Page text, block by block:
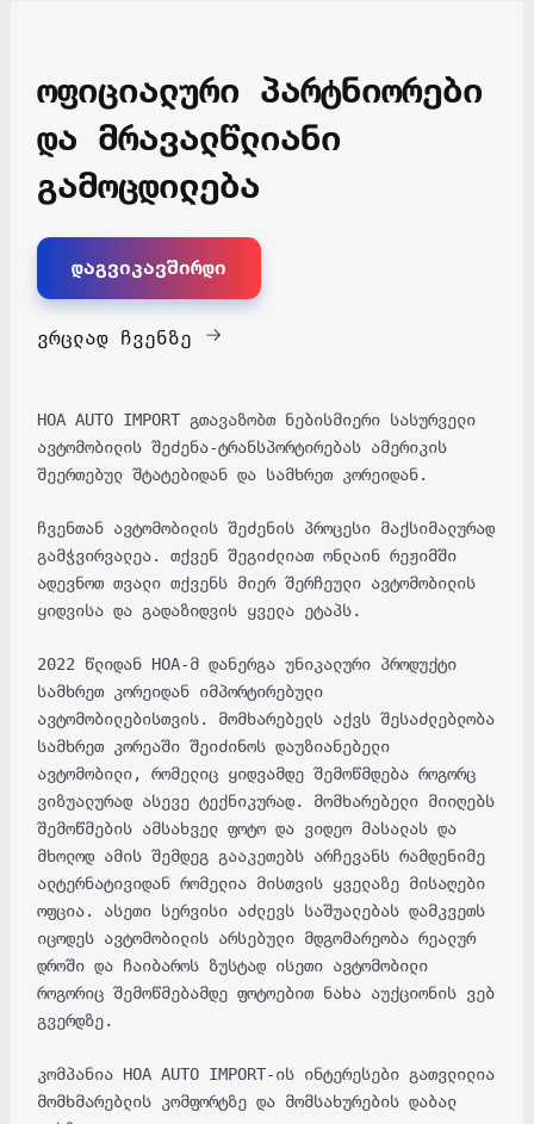
ოფიციალური პარტნიორები
და მრავალწლიანი
გამოცდილება
დაგვიკავშირდი
ვრცლად ჩვენზე
HOA AUTO IMPORT გთავაზობთ ნებისმიერი სასურველი
ავტომობილის შეძენა-ტრანსპორტირებას ამერიკის
შეერთებულ შტატებიდან და სამხრეთ კორეიდან.
ჩვენთან ავტომობილის შეძენის პროცესი მაქსიმალურად
გამჭვირვალეა. თქვენ შეგიძლიათ ონლაინ რეჟიმში
ადევნოთ თვალი თქვენს მიერ შერჩეული ავტომობილის
ყიდვისა და გადაზიდვის ყველა ეტაპს.
2022 წლიდან HOA-მ დანერგა უნიკალური პროდუქტი
სამხრეთ კორეიდან იმპორტირებული
ავტომობილებისთვის. მომხარებელს აქვს შესაძლებლობა
სამხრეთ კორეაში შეიძინოს დაუზიანებელი
ავტომობილი, რომელიც ყიდვამდე შემოწმდება როგორც
ვიზუალურად ასევე ტექნიკურად. მომხარებელი მიიღებს
შემოწმების ამსახველ ფოტო და ვიდეო მასალას და
მხოლოდ ამის შემდეგ გააკეთებს არჩევანს რამდენიმე
ალტერნატივიდან რომელია მისთვის ყველაზე მისაღები
ოფცია. ასეთი სერვისი აძლევს საშუალებას დამკვეთს
იცოდეს ავტომობილის არსებული მდგომარეობა რეალურ
დროში და ჩაიბაროს ზუსტად ისეთი ავტომობილი
როგორიც შემოწმებამდე ფოტოებით ნახა აუქციონის ვებ
გვერდზე.
კომპანია HOA AUTO IMPORT-ის ინტერესები გათვლილია
მომხმარებლის კომფორტზე და მომსახურების დაბალ